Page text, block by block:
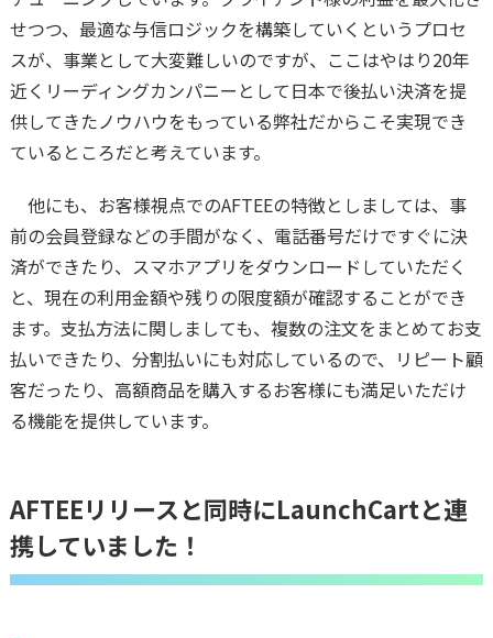
せつつ、最適な与信ロジックを構築していくというプロセ
スが、事業として大変難しいのですが、ここはやはり20年
近くリーディングカンパニーとして日本で後払い決済を提
供してきたノウハウをもっている弊社だからこそ実現でき
ているところだと考えています。
他にも、お客様視点でのAFTEEの特徴としましては、事
前の会員登録などの手間がなく、電話番号だけですぐに決
済ができたり、スマホアプリをダウンロードしていただく
と、現在の利用金額や残りの限度額が確認することができ
ます。支払方法に関しましても、複数の注文をまとめてお支
払いできたり、分割払いにも対応しているので、リピート顧
客だったり、高額商品を購入するお客様にも満足いただけ
る機能を提供しています。
AFTEEリリースと同時にLaunchCartと連
携していました！